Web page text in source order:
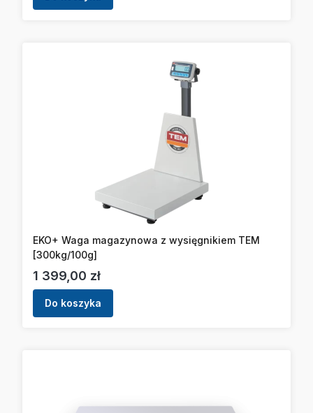
EKO+ Waga magazynowa z wysięgnikiem TEM
[300kg/100g]
Cena
1 399,00 zł
Do koszyka